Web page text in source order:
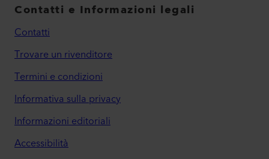
Contatti e Informazioni legali
Contatti
Trovare un rivenditore
Termini e condizioni
Informativa sulla privacy
Informazioni editoriali
Accessibilità